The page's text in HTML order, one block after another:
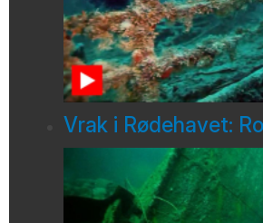
Vrak i Rødehavet: